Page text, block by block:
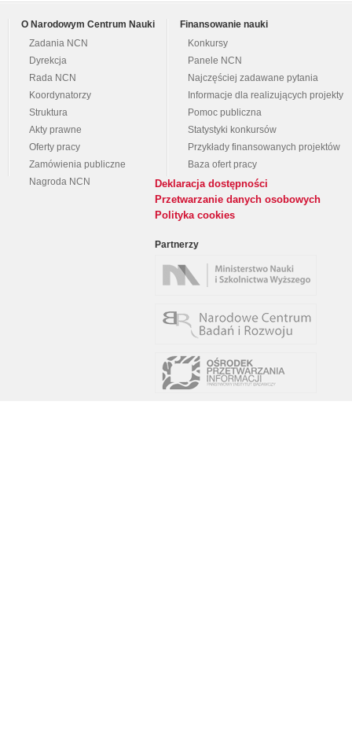
O Narodowym Centrum Nauki
Zadania NCN
Dyrekcja
Rada NCN
Koordynatorzy
Struktura
Akty prawne
Oferty pracy
Zamówienia publiczne
Nagroda NCN
Finansowanie nauki
Konkursy
Panele NCN
Najczęściej zadawane pytania
Informacje dla realizujących projekty
Pomoc publiczna
Statystyki konkursów
Przykłady finansowanych projektów
Baza ofert pracy
Deklaracja dostępności
Przetwarzanie danych osobowych
Polityka cookies
Partnerzy